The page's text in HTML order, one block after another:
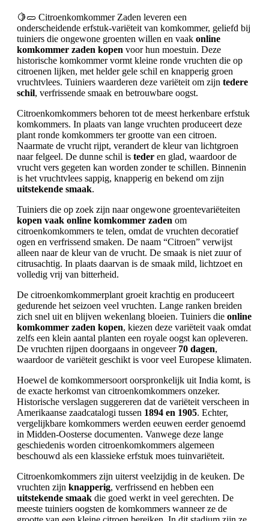
🍋🥒 Citroenkomkommer Zaden leveren een
onderscheidende erfstuk-variëteit van komkommer, geliefd bij
tuiniers die ongewone groenten willen en vaak online
komkommer zaden kopen voor hun moestuin. Deze
historische komkommer vormt kleine ronde vruchten die op
citroenen lijken, met helder gele schil en knapperig groen
vruchtvlees. Tuiniers waarderen deze variëteit om zijn tedere
schil, verfrissende smaak en betrouwbare oogst.
Citroenkomkommers behoren tot de meest herkenbare erfstuk
komkommers. In plaats van lange vruchten produceert deze
plant ronde komkommers ter grootte van een citroen.
Naarmate de vrucht rijpt, verandert de kleur van lichtgroen
naar felgeel. De dunne schil is teder en glad, waardoor de
vrucht vers gegeten kan worden zonder te schillen. Binnenin
is het vruchtvlees sappig, knapperig en bekend om zijn
uitstekende smaak.
Tuiniers die op zoek zijn naar ongewone groentevariëteiten
kopen vaak online komkommer zaden om
citroenkomkommers te telen, omdat de vruchten decoratief
ogen en verfrissend smaken. De naam “Citroen” verwijst
alleen naar de kleur van de vrucht. De smaak is niet zuur of
citrusachtig. In plaats daarvan is de smaak mild, lichtzoet en
volledig vrij van bitterheid.
De citroenkomkommerplant groeit krachtig en produceert
gedurende het seizoen veel vruchten. Lange ranken breiden
zich snel uit en blijven wekenlang bloeien. Tuiniers die online
komkommer zaden kopen, kiezen deze variëteit vaak omdat
zelfs een klein aantal planten een royale oogst kan opleveren.
De vruchten rijpen doorgaans in ongeveer 70 dagen,
waardoor de variëteit geschikt is voor veel Europese klimaten.
Hoewel de komkommersoort oorspronkelijk uit India komt, is
de exacte herkomst van citroenkomkommers onzeker.
Historische verslagen suggereren dat de variëteit verscheen in
Amerikaanse zaadcatalogi tussen 1894 en 1905. Echter,
vergelijkbare komkommers werden eeuwen eerder genoemd
in Midden-Oosterse documenten. Vanwege deze lange
geschiedenis worden citroenkomkommers algemeen
beschouwd als een klassieke erfstuk moes tuinvariëteit.
Citroenkomkommers zijn uiterst veelzijdig in de keuken. De
vruchten zijn knapperig, verfrissend en hebben een
uitstekende smaak die goed werkt in veel gerechten. De
meeste tuiniers oogsten de komkommers wanneer ze de